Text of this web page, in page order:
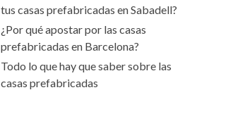
tus casas prefabricadas en Sabadell?
¿Por qué apostar por las casas
prefabricadas en Barcelona?
Todo lo que hay que saber sobre las
casas prefabricadas